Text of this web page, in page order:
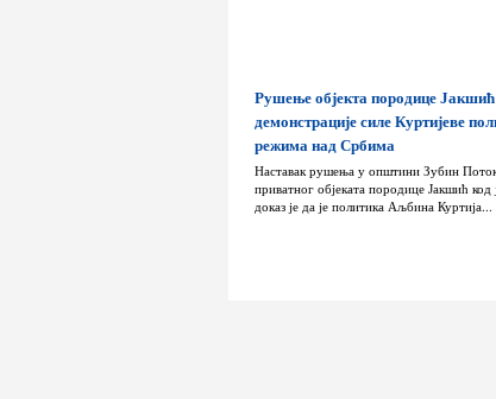
Рушење објекта породице
демонстрације силе Куртијеве
режима над Србима
Наставак рушења у општини Зубин
приватног објеката породице Јакшић код
доказ је да је политика Аљбина Куртија...